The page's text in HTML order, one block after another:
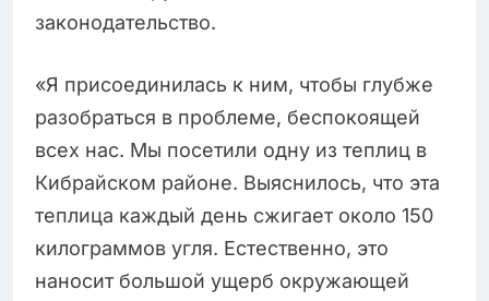
законодательство.
«Я присоединилась к ним, чтобы глубже
разобраться в проблеме, беспокоящей
всех нас. Мы посетили одну из теплиц в
Кибрайском районе. Выяснилось, что эта
теплица каждый день сжигает около 150
килограммов угля. Естественно, это
наносит большой ущерб окружающей